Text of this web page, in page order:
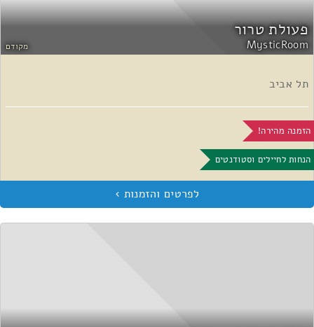
פעולת טרור
MysticRoom מקודם
תל אביב
הזמנה מהירה!
הנחות לחיילים וסטודנטים